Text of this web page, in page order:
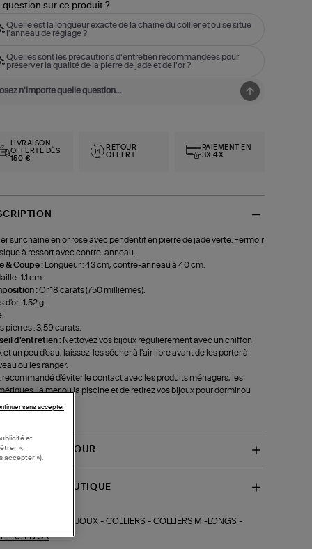
question sur ce produit ?
Quelle est la longueur exacte de la chaîne du collier et où se situe
l'anneau de réglage ?
Quelles sont les précautions d'entretien recommandées pour
préserver la qualité de la pierre de jade et de l'or ?
LIVRAISON
OFFERTE DÈS
150 €
RETOUR
OFFERT
PAIEMENT EN
3X,4X
sur chaîne en or rose avec pendentif en pierre de jade verte. Fermoir
à ressort avec contre-anneau.
& Coupe :
Longueur : 43 cm, contre-anneau à 40 cm.
: 1,1 cm.
:Or 18 carats (750 millièmes).
d'or : 1,52 g.
pierres : 3,59 carats.
d'entretien : Nettoyez vos bijoux régulièrement avec un chiffon
et un peu d'eau, laissez-les sécher à l'air libre avant de les porter à
ou les ranger.
recommandé d'éviter le contact avec les produits ménagers, les
la mer ou la piscine et de retirez vos bijoux pour dormir ou
du sport.
ET RETOUR
BOUTIQUE
BIJOUX- COLLIERS - COLLIERS MI-LONGS -
EN OR
et
»,
accepter »).
sans accepter